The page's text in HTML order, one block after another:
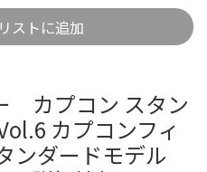
ストに追加
カプコン スタン
カプコンフィ
ンダードモデル